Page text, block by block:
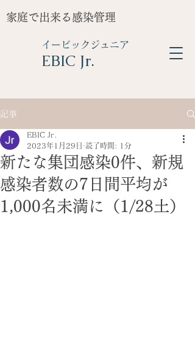
家庭で出来る感染管理
イービックジュニア
​EBIC Jr.
記事
新たな集団感染0件、新規
感染者数の7日間平均が
1,000名未満に（1/28土）
EBIC Jr.
2023年1月29日
読了時間: 1分